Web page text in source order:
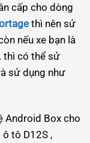
cấp cho dòng
thì nên sử
nếu xe bạn là
thì có thể sử
sử dụng như
Android Box cho
tô D12S ,